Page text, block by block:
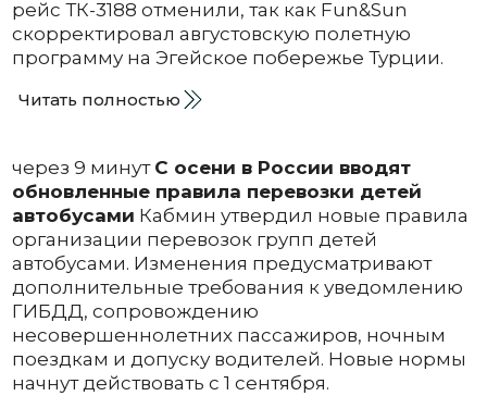
рейс ТК-3188 отменили, так как Fun&Sun
скорректировал августовскую полетную
программу на Эгейское побережье Турции.
Читать полностью
через 9 минут С осени в России вводят
обновленные правила перевозки детей
автобусами Кабмин утвердил новые правила
организации перевозок групп детей
автобусами. Изменения предусматривают
дополнительные требования к уведомлению
ГИБДД, сопровождению
несовершеннолетних пассажиров, ночным
поездкам и допуску водителей. Новые нормы
начнут действовать с 1 сентября.